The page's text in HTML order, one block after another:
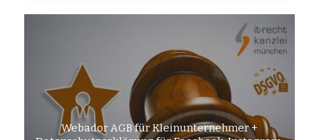
Webador AGB für Kleinunternehmer +